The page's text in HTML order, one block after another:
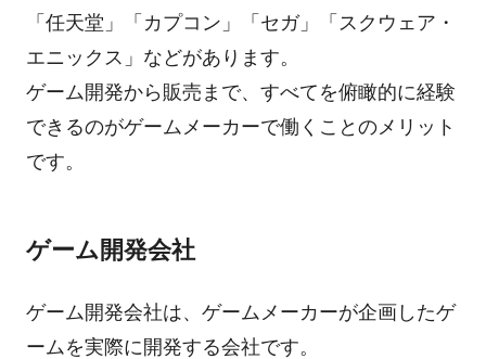
「任天堂」「カプコン」「セガ」「スクウェア・
エニックス」などがあります。
ゲーム開発から販売まで、すべてを俯瞰的に経験
できるのがゲームメーカーで働くことのメリット
です。
ゲーム開発会社
ゲーム開発会社は、ゲームメーカーが企画したゲ
ームを実際に開発する会社です。